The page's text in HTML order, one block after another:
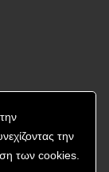
την
των cookies.